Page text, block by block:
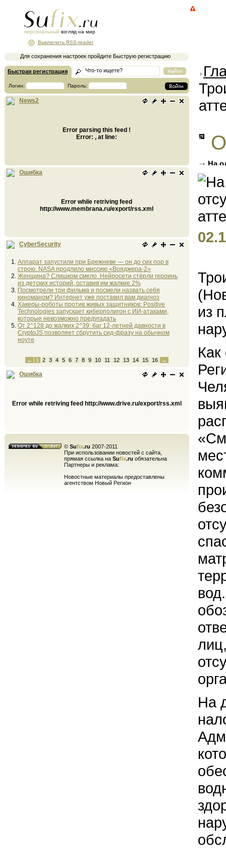
персональный взгляд на мир
Для сохранения настроек пройдите Быструю регистрацию
Выключить RSS-reader
Быстрая регистрация
Логин: Пароль:
News2
Error parsing this feed !
Error: , at line:
Ошибка
Error while retriving feed
http://www.membrana.ru/export/rss.xml
CyberSecurity
Аппарат запустили при Брежневе — он до сих пор в
строю. NASA продлило миссию «Вояджера-2»
Женщина? Слишком смело. Нейросети стёрли героинь
из детских историй, оставив им жалкие 2%
Посмотрели три фильма и посмели назвать себя
киноманом? Интернет уже поставил вам диагноз
Хакеры-роботы против живых защитников: Positive
Technologies запускает киберполигон с ИИ-атаками,
которые невозможно предугадать
От 2^128 до жалких 2^39: баг 12-летней давности в
CryptoJS позволяет сбрутить сид-фразу на обычном
ноуте
← 1 2 3 4 5 6 7 8 9 10 11 12 13 14 15 16 →
Ошибка
Error while retriving feed http://www.drive.ru/export/rss.xml
© Sufix.ru 2007-2011
При использовании новостей с сайта,
прямая ссылка на Sufix.ru обязательна
Партнеры и реклама:
Новостные материалы предоставлены
агентством Новый Регион
На
из
На